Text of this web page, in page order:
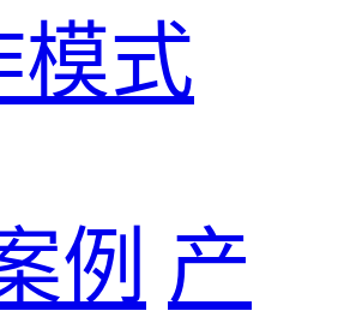
模式
例 产